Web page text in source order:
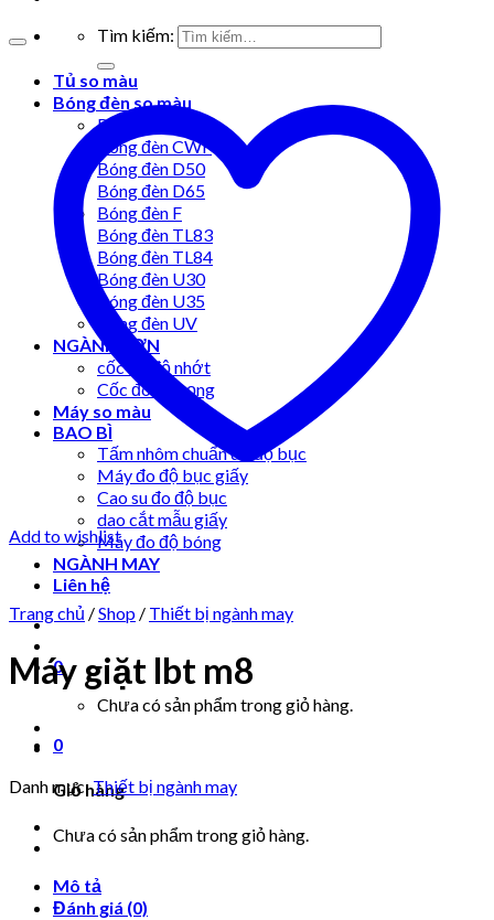
Tìm kiếm:
Tủ so màu
Bóng đèn so màu
Bóng đèn A
Bóng đèn CWF
Bóng đèn D50
Bóng đèn D65
Bóng đèn F
Bóng đèn TL83
Bóng đèn TL84
Bóng đèn U30
Bóng đèn U35
Bóng đèn UV
NGÀNH SƠN
cốc đo độ nhớt
Cốc đo tỷ trọng
Máy so màu
BAO BÌ
Tấm nhôm chuẩn đo độ bục
Máy đo độ bục giấy
Cao su đo độ bục
dao cắt mẫu giấy
Máy đo độ bóng
NGÀNH MAY
Liên hệ
0
Chưa có sản phẩm trong giỏ hàng.
0
Giỏ hàng
Chưa có sản phẩm trong giỏ hàng.
Add to wishlist
Trang chủ /Shop / Thiết bị ngành may
Máy giặt lbt m8
Danh mục:Thiết bị ngành may
Mô tả
Đánh giá (0)